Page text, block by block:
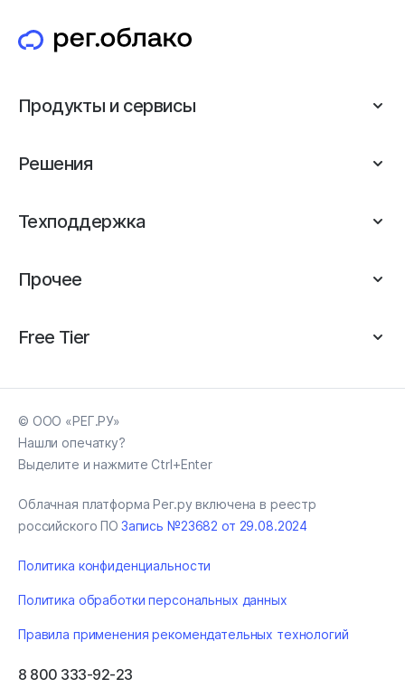
Продукты и сервисы
Решения
Техподдержка
Прочее
Free Tier
© ООО «РЕГ.РУ»
Нашли опечатку?
Выделите и нажмите Ctrl+Enter
Облачная платформа Рег.ру включена в реестр
российского ПО Запись №23682 от 29.08.2024
Политика конфиденциальности
Политика обработки персональных данных
Правила применения рекомендательных технологий
8 800 333-92-23